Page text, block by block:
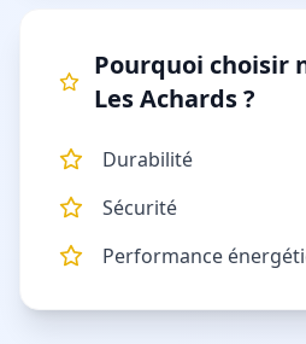
Pourquoi choisir
Les Achards?
Durabilité
Sécurité
Performance